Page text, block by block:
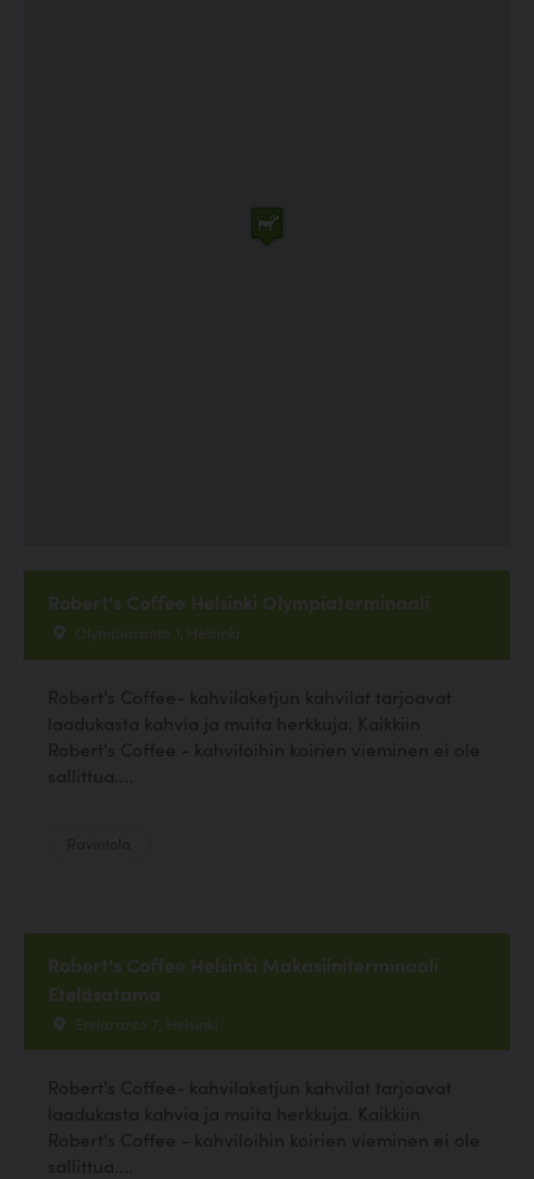
Robert's Coffee Helsinki Olympiaterminaali
Olympiaranta 1, Helsinki
Robert's Coffee- kahvilaketjun kahvilat tarjoavat
laadukasta kahvia ja muita herkkuja. Kaikkiin
Robert's Coffee - kahviloihin koirien vieminen ei ole
sallittua....
Robert's Coffee Helsinki Makasiiniterminaali
Eteläsatama
Eteläranta 7, Helsinki
Robert's Coffee- kahvilaketjun kahvilat tarjoavat
laadukasta kahvia ja muita herkkuja. Kaikkiin
Robert's Coffee - kahviloihin koirien vieminen ei ole
sallittua....